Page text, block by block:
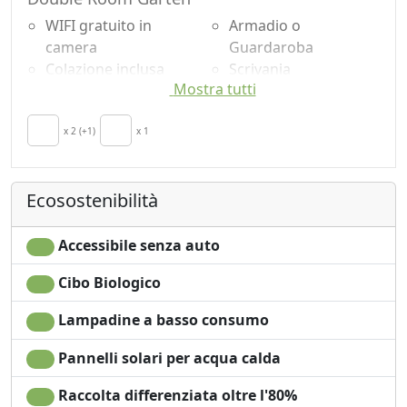
WIFI gratuito in
camera
Colazione inclusa
Culla
Asciugacapelli
Asciugamani
Lenzuola
Armadio o
Guardaroba
Scrivania
Divano
Vista panoramica
Mostra tutti
x 2 (+1) x 1
Ecosostenibilità
Accessibile senza auto
Cibo Biologico
Lampadine a basso consumo
Pannelli solari per acqua calda
Raccolta differenziata oltre l'80%